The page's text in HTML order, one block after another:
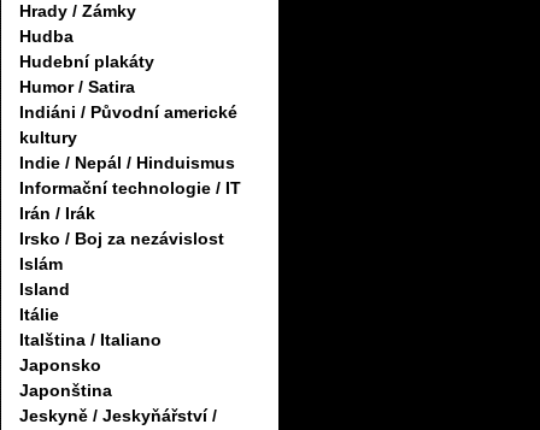
Hrady / Zámky
Hudba
Hudební plakáty
Humor / Satira
Indiáni / Původní americké
kultury
Indie / Nepál / Hinduismus
Informační technologie / IT
Irán / Irák
Irsko / Boj za nezávislost
Islám
Island
Itálie
Italština / Italiano
Japonsko
Japonština
Jeskyně / Jeskyňářství /